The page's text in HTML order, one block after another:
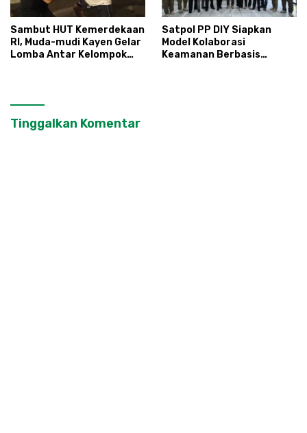
Sambut HUT Kemerdekaan
RI, Muda-mudi Kayen Gelar
Lomba Antar Kelompok
Satpol PP DIY Siapkan
Model Kolaborasi
Keamanan Berbasis
Tinggalkan Komentar